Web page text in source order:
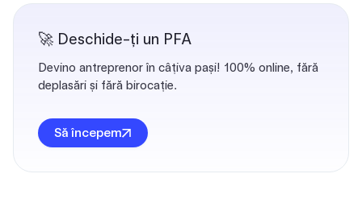
🚀 Deschide-ți un PFA
Devino antreprenor în câțiva pași! 100% online, fără
deplasări și fără birocație.
Să începem